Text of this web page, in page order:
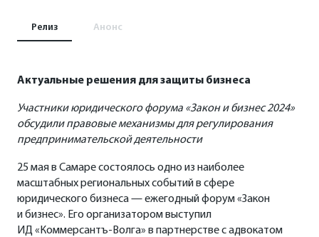
Релиз Анонс
Актуальные решения для защиты бизнеса
Участники юридического форума «Закон и бизнес 2024»
обсудили правовые механизмы для регулирования
предпринимательской деятельности
25 мая в Самаре состоялось одно из наиболее
масштабных региональных событий в сфере
юридического бизнеса — ежегодный форум «Закон
и бизнес». Его организатором выступил
ИД «Коммерсантъ-Волга» в партнерстве с адвокатом